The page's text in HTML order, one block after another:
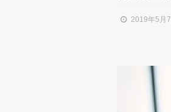
2019年5月7